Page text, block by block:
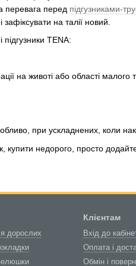
перевага перед підгузниками-
на талії новий.
TENA:
на животі або області малого
при ускладнених, коли
недорого, просто
дорослих
Клієнтам
Вхід до
Оплата і
Обмін і